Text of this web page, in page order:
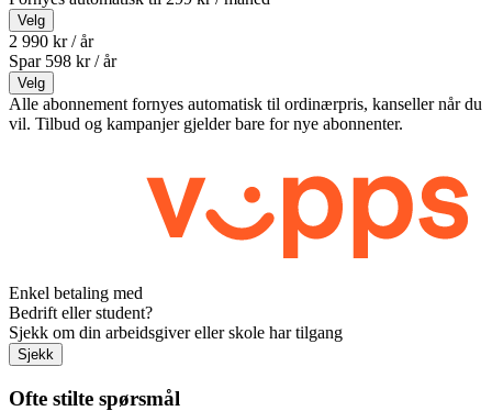
Velg
2 990 kr / år
Spar 598 kr /år
Velg
Alle abonnement fornyes automatisk til ordinærpris, kanseller når du
vil. Tilbud og kampanjer gjelder bare for nye abonnenter.
Enkel betaling med
Bedrift eller student?
Sjekk om din arbeidsgiver eller skole har tilgang
Sjekk
Ofte stilte spørsmål